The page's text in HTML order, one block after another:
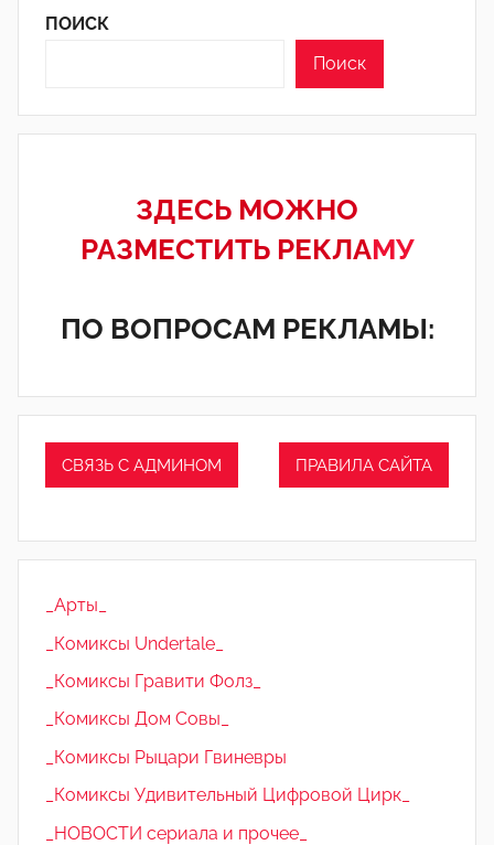
ПОИСК
Поиск
ЗДЕСЬ МОЖНО
РАЗМЕСТИТЬ РЕКЛАМУ
ПО ВОПРОСАМ РЕКЛАМЫ:
СВЯЗЬ С АДМИНОМ ПРАВИЛА САЙТА
_Арты_
_Комиксы Undertale_
_Комиксы Гравити Фолз_
_Комиксы Дом Совы_
_Комиксы Рыцари Гвиневры
_Комиксы Удивительный Цифровой Цирк_
_НОВОСТИ сериала и прочее_